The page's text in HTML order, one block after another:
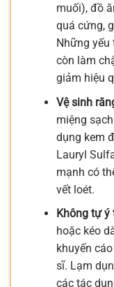
muối), đồ
quá cứng,
Những yếu
còn làm
giảm hiệu
Vệ sinh
miệng
dụng kem
Lauryl
mạnh có
vết loét.
Không tự ý
hoặc kéo
khuyến
sĩ. Lạm
các tác